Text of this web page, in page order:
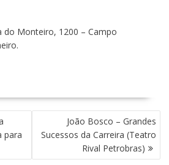
do Monteiro, 1200 – Campo
para
João Bosco – Grandes
Sucessos da Carreira (Teatro
Rival Petrobras)